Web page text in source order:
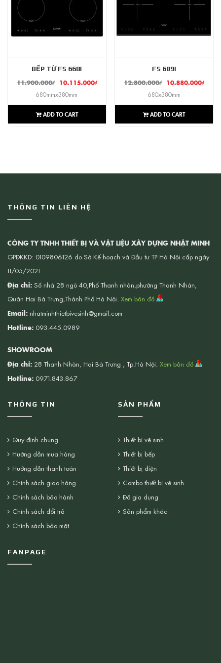
BẾP TỪ FS 668I
11.900.000₫ 10.115.000₫
680mmx380mm
ADD TO CART
FS 689I
12.800.000₫ 10.880.000₫
680x380mm
ADD TO CART
THÔNG TIN LIÊN HỆ
CÔNG TY TNHH THIẾT BỊ VÀ VẬT LIỆU XÂY DỰNG NHẬT MINH
GPĐKKD: 0109806126 do Sở Kế hoạch và Đầu tư TP Hà Nội cấp ngày
11/05/2021
Địa chỉ: Số nhà 28 ngõ 40,Phố Thanh nhàn,phường Thanh Nhàn,
Quận Hai Bà Trưng,Thành Phố Hà Nội. Xem bản đồ
Email: nhatminhthietbivesinh@gmail.com
Hotline: 093.445.0989
SHOWROOM
Địa chỉ: 28 Thanh Nhàn, Hai Bà Trưng , Tp.Hà Nội. Xem bản đồ
Hotline: 0971.843.867
THÔNG TIN
Quy định chung
Hướng dẫn mua hàng
Hướng dẫn thanh toán
Chính sách giao hàng
Chính sách bảo hành
Chính sách đổi trả
Chính sách bảo mật
SẢN PHẨM
Thiết bị vệ sinh
Thiết bị bếp
Thiết bị điện
Combo thiết bị vệ sinh
Đồ gia dụng
Sản phẩm khác
FANPAGE